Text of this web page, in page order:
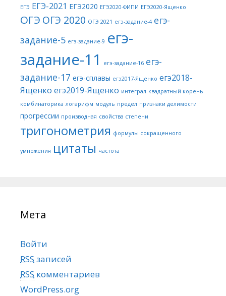
ЕГЭ ЕГЭ-2021 ЕГЭ2020 ЕГЭ2020-ФИПИ ЕГЭ2020-Ященко
ОГЭ ОГЭ 2020 ОГЭ 2021 егэ-задание-4 егэ-
задание-5 егэ-задание-9 егэ-
задание-11
егэ-задание-16 егэ-
задание-17 егэ-сплавы егэ2017-Ященко егэ2018-
Ященко егэ2019-Ященко интеграл квадратный корень
комбинаторика логарифм модуль предел признаки делимости
прогрессии производная свойства степени
тригонометрия формулы сокращенного
умножения цитаты частота
Мета
Войти
RSS записей
RSS комментариев
WordPress.org